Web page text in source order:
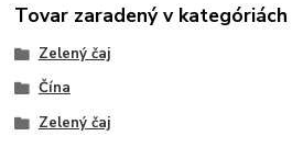
Tovar zaradený v kategóriách
Zelený čaj
Čína
Zelený čaj